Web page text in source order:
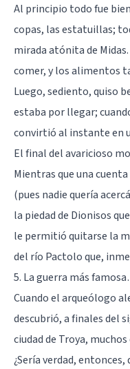
Al principio todo fue
copas, las estatuillas;
mirada atónita de
comer, y los alimentos
Luego, sediento, quiso
estaba por llegar;
convirtió al instante en
El final del avaricioso
Mientras que una
(pues nadie quería
la piedad de Dionisos
le permitió quitarse la
del río Pactolo que,
5. La guerra más
Cuando el arqueólogo
descubrió, a finales del
ciudad de Troya,
¿Sería verdad,